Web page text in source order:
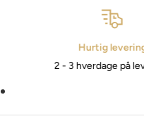
på levering.